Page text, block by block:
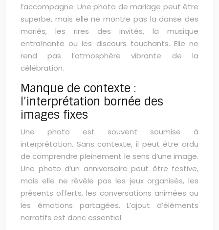
l’accompagne. Une photo de mariage peut être
superbe, mais elle ne montre pas la danse des
mariés, les rires des invités, la musique
entraînante ou les discours touchants. Elle ne
rend pas l’atmosphère vibrante de la
célébration.
Manque de contexte :
l’interprétation bornée des
images fixes
Une photo est souvent soumise à
interprétation. Sans contexte, il peut être ardu
de comprendre pleinement le sens d’une image.
Une photo d’un anniversaire peut être festive,
mais elle ne révèle pas les jeux organisés, les
présents offerts, les conversations animées ou
les émotions partagées. L’ajout d’éléments
narratifs est donc essentiel.